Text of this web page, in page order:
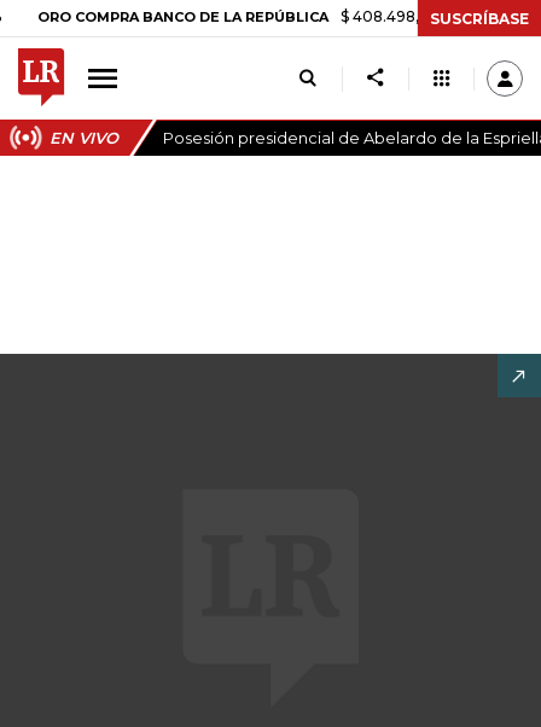
COMPRA BANCO DE LA REPÚBLICA $ 408.498,97 +$ 8.753,81 +2,19%
SUSCRÍBASE
EN VIVO Posesión presidencial de Abelardo de la